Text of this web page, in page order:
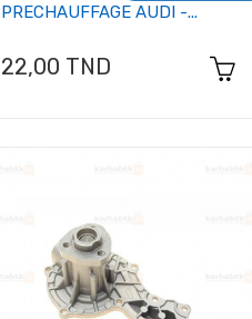
PRECHAUFFAGE AUDI -...
Prix
22,00 TND